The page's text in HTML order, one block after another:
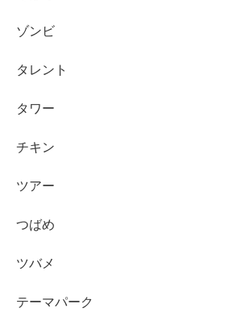
ゾンビ
タレント
タワー
チキン
ツアー
つばめ
ツバメ
テーマパーク